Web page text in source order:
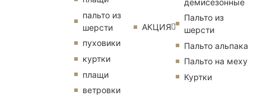
пальто из
шерсти
пуховики
куртки
плащи
ветровки
АКЦИЯ
Пальто из
шерсти
Пальто альпака
Пальто на меху
Куртки